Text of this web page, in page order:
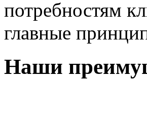
потребностям
главные
Наши